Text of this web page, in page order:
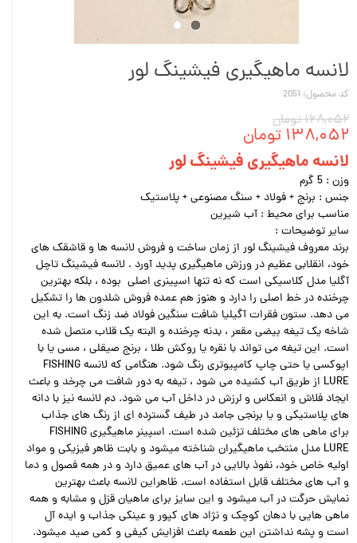
لانسه ماهیگیری فیشینگ لور
کد محصول: 2051
۱۶۸,۰۵۲ تومان
۱۳۸,۰۵۲ تومان
لانسه ماهیگیری فیشینگ لور
وزن : 5 گرم
جنس : برنج + فولاد + سنگ مصنوعی + پلاستیک
مناسب برای محیط : آب شیرین
سایر توضیحات :
برند معروف فیشینگ لور از زمان ساخت و فروش لانسه ها و قاشقک های
خود، انقلابی عظیم در ورزش ماهیگیری پدید آورد . لانسه فیشینگ تاچل
آگلیا مدل کلاسیکی است که نه تنها اسپینری اصلی بوده ، بلکه بهترین
چرخنده در خط اصلی را دارد و هنوز هم عمده فروش شلدون ها را تشکیل
می دهد. ستون فقرات آگیلیا شافت سنگین فولاد ضد زنگ است. به این
شاخه یک تیغه بیضی مقعر ، بدنه چرخنده و البته یک قلاب متصل شده
است. این تیغه می تواند با نقره یا روکش طلا ، برنج صیقلی ، مسی یا با
اپوکسی یا حتی چاپ کامپیوتری رنگ شود. هنگامی که لانسه FISHING
LURE از طریق آب کشیده می شود ، تیغه به دور شافت می چرخد و باعث
ایجاد فلاش و انعکاس و لرزش در داخل آب می شود. دم لانسه نیز با دانه
های پلاستیکی و یا برنجی جامد در طیف گسترده ای از رنگ های جذاب
برای ماهی های مختلف تزئین شده است. اسپینر ماهیگیری FISHING
LURE مدل منتخب ماهیگیران شناخته میشود و بابت ظاهر فیزیکی و مواد
اولیه خاص خود، نفوذ بالایی در آب های عمیق دارد و در همه فصول و دما
و آب های مختلف قابل استفاده است. ظاهراین لانسه باعث بهترین
نمایش حرگت در آب میشود و این سایز برای ماهیان قزل و مشابه و همه
ماهی هایی با دهان کوچک و نژاد های کپور و عینکی جذاب و ایده آل
است و پشه نداشتن این طعمه باعث افزایش کیفی و کمی صید میشود.